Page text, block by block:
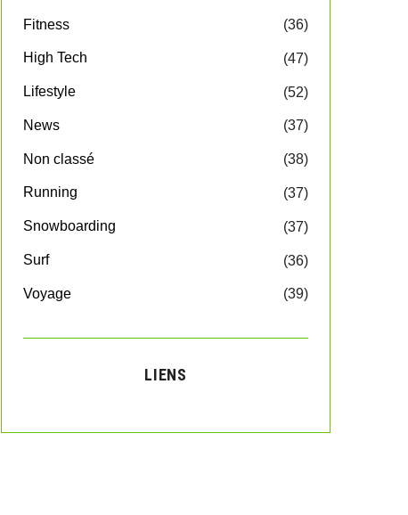
Fitness (36)
High Tech (47)
Lifestyle (52)
News (37)
Non classé (38)
Running (37)
Snowboarding (37)
Surf (36)
Voyage (39)
LIENS